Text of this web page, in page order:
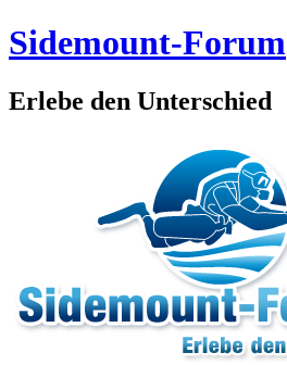
Sidemount-Forum
Erlebe den Unterschied